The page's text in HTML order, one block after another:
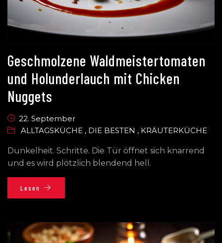
Geschmolzene Waldmeistertomaten
und Holunderlauch mit Chicken
Nuggets
22. September
ALLTAGSKÜCHE , DIE BESTEN , KRÄUTERKÜCHE
Dunkelheit. Schritte. Die Tür öffnet sich knarrend
und es wird plötzlich blendend hell.
Lesen